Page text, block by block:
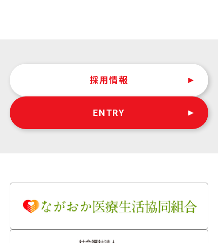
採用情報
ENTRY